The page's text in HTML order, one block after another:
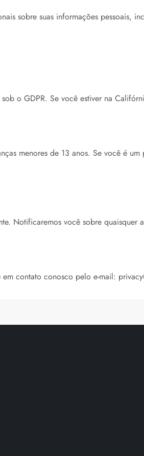
sobre suas informações pessoais,
o GDPR. Se você estiver na
menores de 13 anos. Se você é
Notificaremos você sobre
contato conosco pelo e-mail: